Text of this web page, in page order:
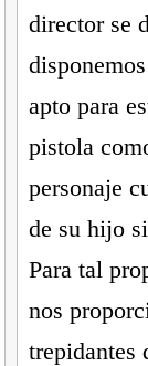
director se
apto para
pistola
personaje
de su hijo
Para tal
nos
trepidantes